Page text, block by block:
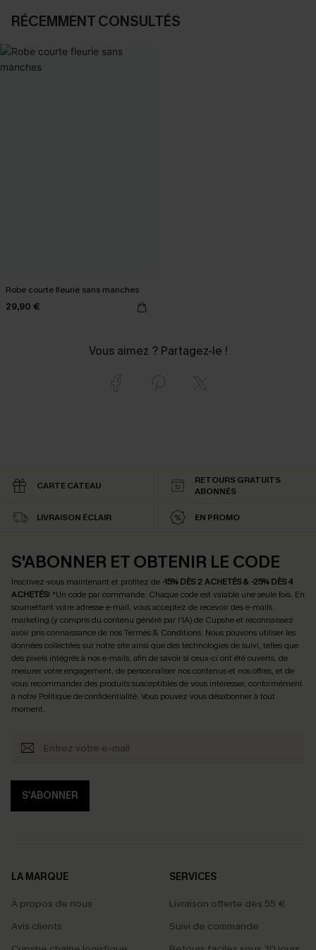
RÉCEMMENT CONSULTÉS
Robe courte fleurie sans manches
29,90 €
Vous aimez ? Partagez-le !
CARTE CATEAU
RETOURS GRATUITS
ABONNÉS
LIVRAISON ÉCLAIR EN PROMO
S'ABONNER ET OBTENIR LE CODE
Inscrivez-vous maintenant et profitez de -15% DÈS 2 ACHETÉS & -25% DÈS 4
ACHETÉS! *Un code par commande. Chaque code est valable une seule fois. En
soumettant votre adresse e-mail, vous acceptez de recevoir des e-mails
marketing (y compris du contenu généré par l'IA) de Cupshe et reconnaissez
avoir pris connaissance de nosTermes & Conditions. Nous pouvons utiliser les
données collectées sur notre site ainsi que des technologies de suivi, telles que
des pixels intégrés à nos e-mails, afin de savoir si ceux-ci ont été ouverts, de
mesurer votre engagement, de personnaliser nos contenus et nos offres, et de
vous recommander des produits susceptibles de vous intéresser, conformément
à notre Politique de confidentialité. Vous pouvez vous désabonner à tout
moment.
S'ABONNER
LA MARQUE
À propos de nous
Avis clients
SERVICES
Livraison offerte dès 55 €
Suivi de commande